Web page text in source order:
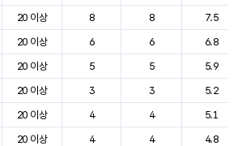
20 이상 8 8
7.5
20 이상 6 6
6.8
20 이상 5 5
5.9
20 이상 3 3
5.2
20 이상 4 4
5.1
20 이상 4 4
4.8